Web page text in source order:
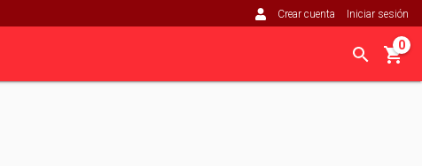
Crear cuenta Iniciar sesión
0